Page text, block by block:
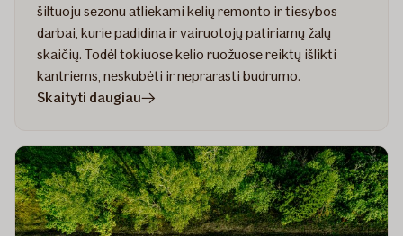
šiltuoju sezonu atliekami kelių remonto ir tiesybos
darbai, kurie padidina ir vairuotojų patiriamų žalų
skaičių. Todėl tokiuose kelio ruožuose reiktų išlikti
kantriems, neskubėti ir neprarasti budrumo.
Skaityti daugiaustraipsnyje
darbai:
kokias
žalas
vairuotojai